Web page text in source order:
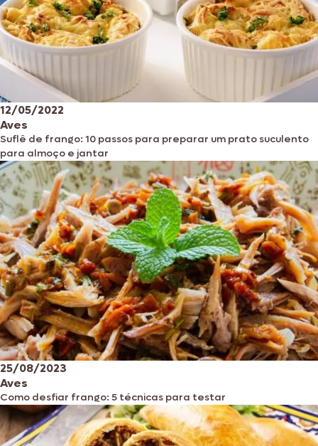
12/05/2022
Aves
Suflê de frango: 10 passos para preparar um prato suculento
para almoço e jantar
25/08/2023
Aves
Como desfiar frango: 5 técnicas para testar